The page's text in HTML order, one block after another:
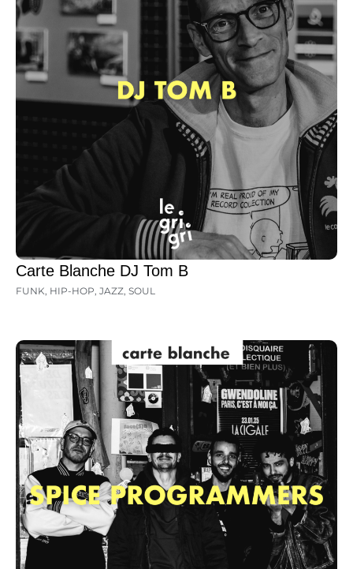
Carte Blanche DJ Tom B
FUNK, HIP-HOP, JAZZ, SOUL